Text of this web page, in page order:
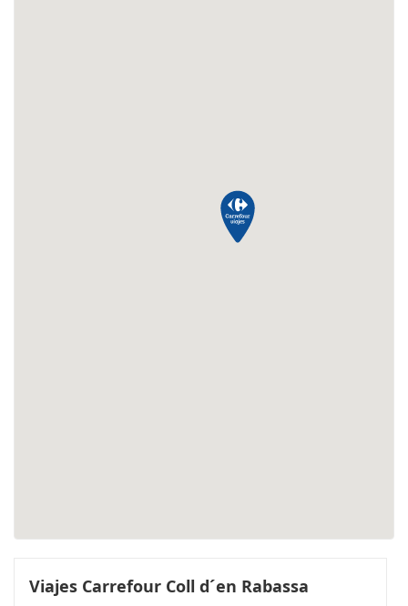
Viajes Carrefour Coll d´en Rabassa